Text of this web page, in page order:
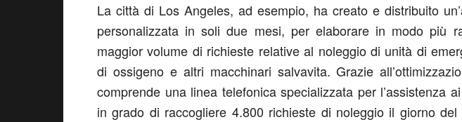
La città di Los Angeles, ad esempio, ha creato e distribuito
personalizzata in soli due mesi, per elaborare in modo più
maggior volume di richieste relative al noleggio di unità di
di ossigeno e altri macchinari salvavita. Grazie
comprende una linea telefonica specializzata per l’assistenza
in grado di raccogliere 4.800 richieste di noleggio il giorno del